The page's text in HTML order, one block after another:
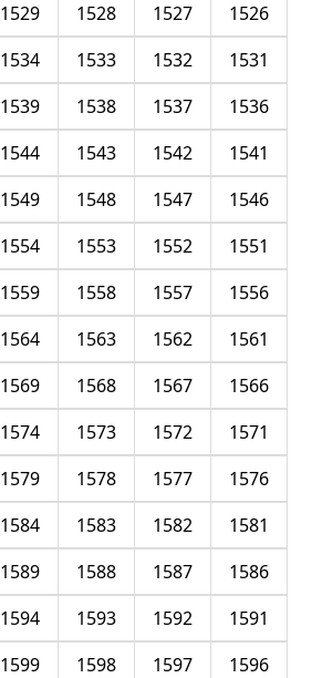
1526
1527
1528
1529
1531
1532
1533
1534
1536
1537
1538
1539
1541
1542
1543
1544
1546
1547
1548
1549
1551
1552
1553
1554
1556
1557
1558
1559
1561
1562
1563
1564
1566
1567
1568
1569
1571
1572
1573
1574
1576
1577
1578
1579
1581
1582
1583
1584
1586
1587
1588
1589
1591
1592
1593
1594
1596
1597
1598
1599